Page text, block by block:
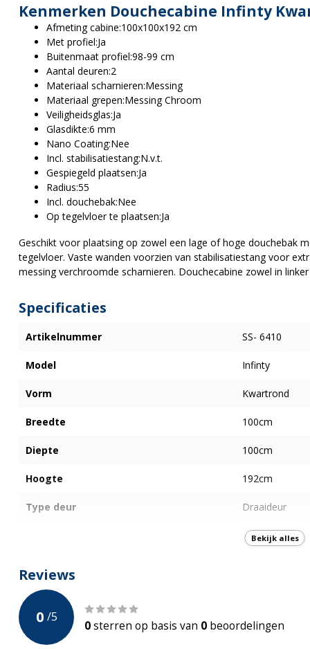
Kenmerken Douchecabine Infinty
Afmeting cabine:100x100x192 cm
Met profiel:Ja
Buitenmaat profiel:98-99 cm
Aantal deuren:2
Materiaal scharnieren:Messing
Materiaal grepen:Messing Chroom
Veiligheidsglas:Ja
Glasdikte:6 mm
Nano Coating:Nee
Incl. stabilisatiestang:N.v.t.
Gespiegeld plaatsen:Ja
Radius:55
Incl. douchebak:Nee
Op tegelvloer te plaatsen:Ja
Geschikt voor plaatsing op zowel een lage of hoge douchebak
tegelvloer. Vaste wanden voorzien van stabilisatiestang voor
messing verchroomde scharnieren. Douchecabine zowel in
Specificaties
Artikelnummer SS- 6410
Model Infinty
Vorm Kwartrond
Breedte 100cm
Diepte 100cm
Hoogte 192cm
Type deur Draaideur
Links en Rechts
Afwerking Glas
Dikte glas 6 mm
Bekijk alles
Reviews
0 /5
0sterren op basis van 0 beoordelingen